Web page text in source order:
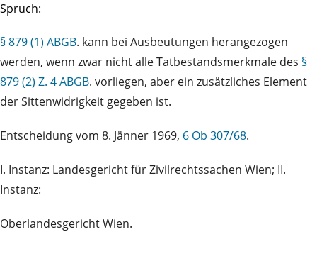
Spruch:
§ 879 (1) ABGB. kann bei Ausbeutungen herangezogen
werden, wenn zwar nicht alle Tatbestandsmerkmale des §
879 (2) Z. 4 ABGB. vorliegen, aber ein zusätzliches Element
der Sittenwidrigkeit gegeben ist.
Entscheidung vom 8. Jänner 1969, 6 Ob 307/68.
I. Instanz: Landesgericht für Zivilrechtssachen Wien; II.
Instanz:
Oberlandesgericht Wien.